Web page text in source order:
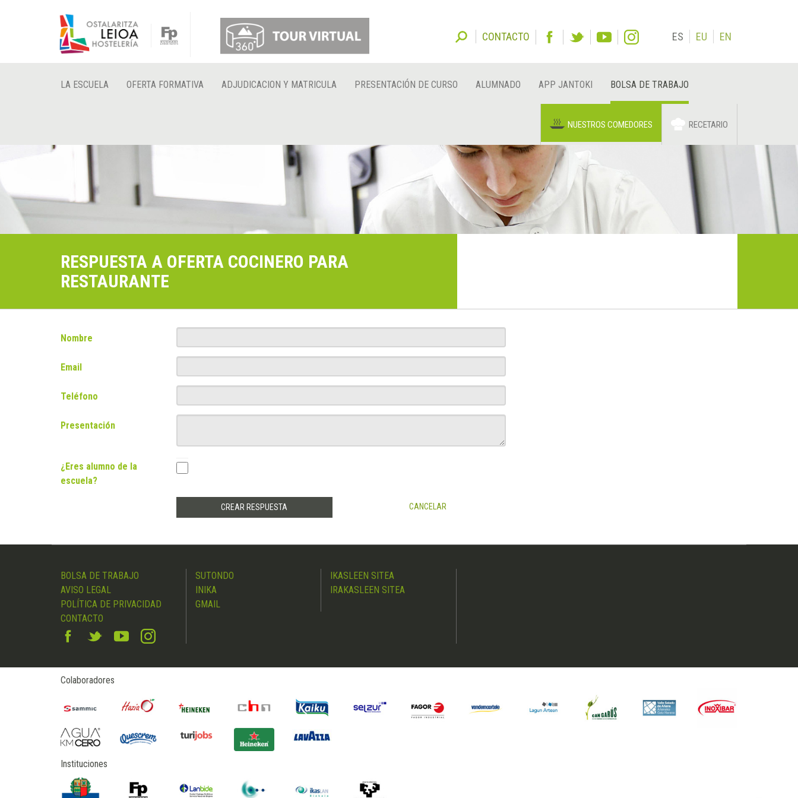
CONTACTO ES EU EN
LA ESCUELA OFERTA FORMATIVA ADJUDICACION Y MATRICULA PRESENTACIÓN DE CURSO ALUMNADO APP JANTOKI BOLSA DE TRABAJO
NUESTROS COMEDORES RECETARIO
RESPUESTA A OFERTA COCINERO PARA
RESTAURANTE
Nombre
Email
Teléfono
Presentación
¿Eres alumno de la
escuela?
CANCELAR
BOLSA DE TRABAJO
AVISO LEGAL
POLÍTICA DE PRIVACIDAD
CONTACTO
SUTONDO
INIKA
GMAIL
IKASLEEN SITEA
IRAKASLEEN SITEA
Colaboradores
Instituciones